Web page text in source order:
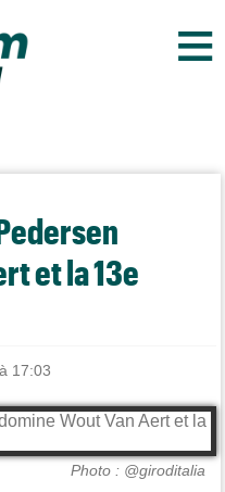
≡
et la 13e
17:03
Photo : @giroditalia